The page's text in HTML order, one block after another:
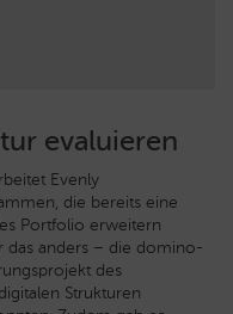
evaluieren
Evenly
die bereits eine
Portfolio erweitern
anders – die domino-
des
Strukturen